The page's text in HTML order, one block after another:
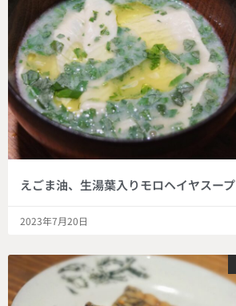
えごま油、生湯葉入りモロヘイヤスープ
2023年7月20日